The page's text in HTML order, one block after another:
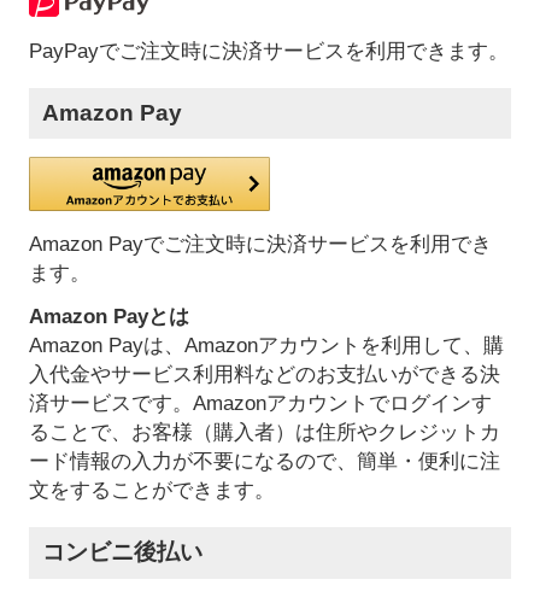
PayPayでご注文時に決済サービスを利用できます。
Amazon Pay
Amazon Payでご注文時に決済サービスを利用でき
ます。
Amazon Payとは
Amazon Payは、Amazonアカウントを利用して、購
入代金やサービス利用料などのお支払いができる決
済サービスです。Amazonアカウントでログインす
ることで、お客様（購入者）は住所やクレジットカ
ード情報の入力が不要になるので、簡単・便利に注
文をすることができます。
コンビニ後払い